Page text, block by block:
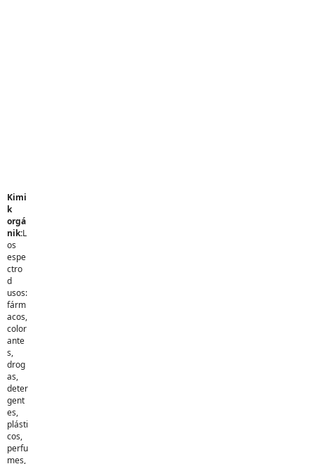
Kimi
k
orgá
nik:L
os
espe
ctro
d
usos:
fárm
acos,
color
ante
s,
drog
as,
deter
gent
es,
plásti
cos,
perfu
mes,